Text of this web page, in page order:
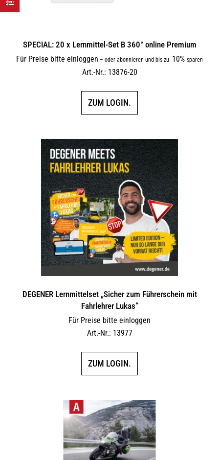
SPECIAL: 20 x Lernmittel-Set B 360° online Premium
Für Preise bitte einloggen – oder abonnieren und bis zu 10% sparen
Art.-Nr.: 13876-20
ZUM LOGIN.
DEGENER Lernmittelset „Sicher zum Führerschein mit
Fahrlehrer Lukas“
Für Preise bitte einloggen
Art.-Nr.: 13977
ZUM LOGIN.